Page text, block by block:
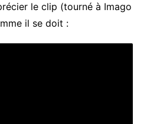
le clip (tourné à Imago
il se doit :